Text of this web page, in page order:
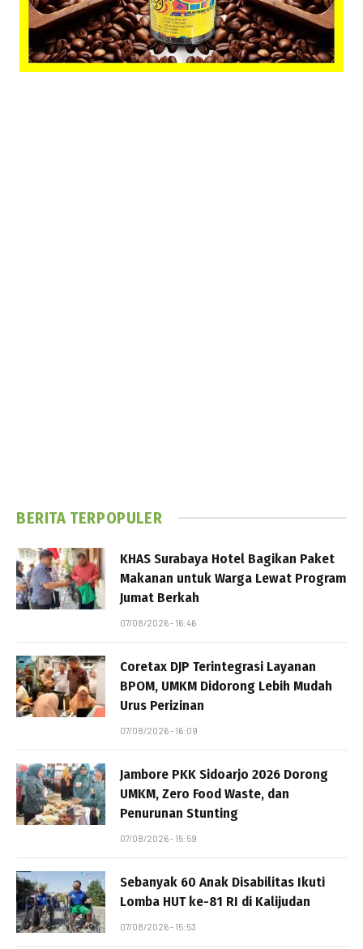
BERITA TERPOPULER
KHAS Surabaya Hotel Bagikan Paket
Makanan untuk Warga Lewat Program
Jumat Berkah
07/08/2026 - 16:46
Coretax DJP Terintegrasi Layanan
BPOM, UMKM Didorong Lebih Mudah
Urus Perizinan
07/08/2026 - 16:09
Jambore PKK Sidoarjo 2026 Dorong
UMKM, Zero Food Waste, dan
Penurunan Stunting
07/08/2026 - 15:59
Sebanyak 60 Anak Disabilitas Ikuti
Lomba HUT ke-81 RI di Kalijudan
07/08/2026 - 15:53